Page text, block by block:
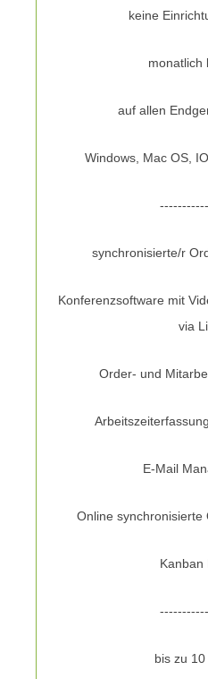
keine
monatlich
auf allen
Windows, Mac OS,
synchronisierte/r
Konferenzsoftware mit
via
Order- und
E-Mail
Online synchronisierte
Kanban
bis zu